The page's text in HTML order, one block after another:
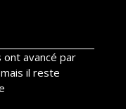
avancé par
il reste